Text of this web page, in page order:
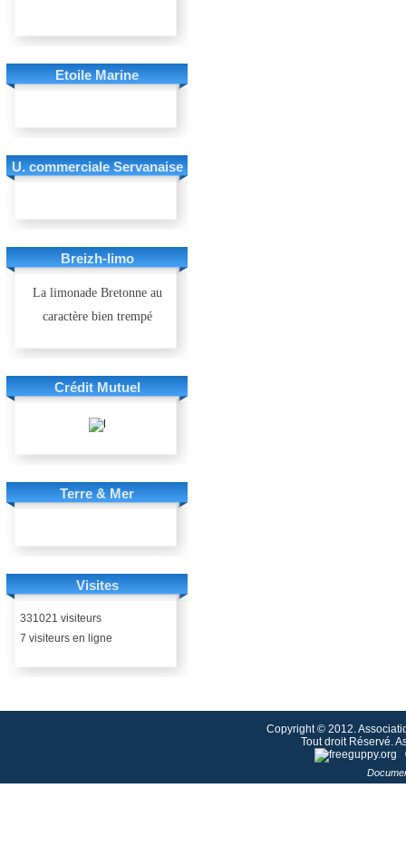
Etoile Marine
U. commerciale Servanaise
Breizh-limo
La limonade Bretonne au
caractère bien trempé
Crédit Mutuel
Terre & Mer
Visites
331021 visiteurs
7 visiteurs en ligne
Copyright © 2012.
Tout droit Réservé.